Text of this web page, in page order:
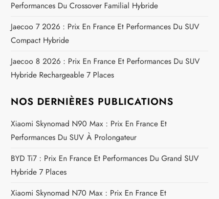
’
a
r
t
c
l
e
Performances Du Crossover Familial Hybride
Jaecoo 7 2026 : Prix En France Et Performances Du SUV
Compact Hybride
Jaecoo 8 2026 : Prix En France Et Performances Du SUV
Hybride Rechargeable 7 Places
NOS DERNIÈRES PUBLICATIONS
Xiaomi Skynomad N90 Max : Prix En France Et
Performances Du SUV À Prolongateur
BYD Ti7 : Prix En France Et Performances Du Grand SUV
Hybride 7 Places
Xiaomi Skynomad N70 Max : Prix En France Et